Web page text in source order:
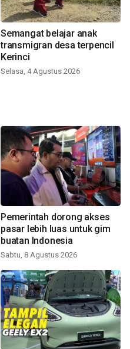
Semangat belajar anak
transmigran desa terpencil
Kerinci
Selasa, 4 Agustus 2026
Pemerintah dorong akses
pasar lebih luas untuk gim
buatan Indonesia
Sabtu, 8 Agustus 2026